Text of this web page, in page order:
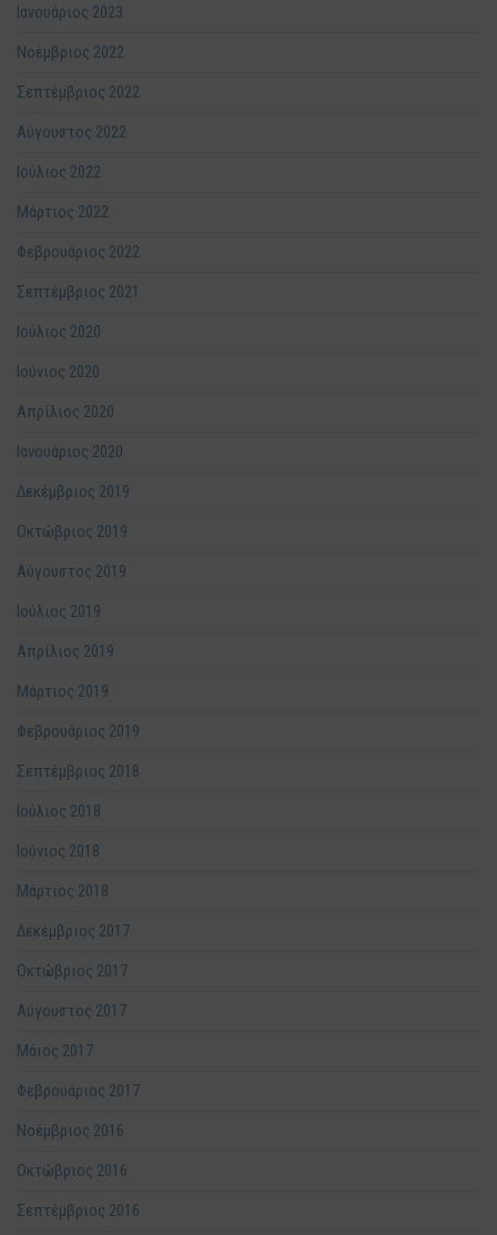
Ιανουάριος 2023
Νοέμβριος 2022
Σεπτέμβριος 2022
Αύγουστος 2022
Ιούλιος 2022
Μάρτιος 2022
Φεβρουάριος 2022
Σεπτέμβριος 2021
Ιούλιος 2020
Ιούνιος 2020
Απρίλιος 2020
Ιανουάριος 2020
Δεκέμβριος 2019
Οκτώβριος 2019
Αύγουστος 2019
Ιούλιος 2019
Απρίλιος 2019
Μάρτιος 2019
Φεβρουάριος 2019
Σεπτέμβριος 2018
Ιούλιος 2018
Ιούνιος 2018
Μάρτιος 2018
Δεκέμβριος 2017
Οκτώβριος 2017
Αύγουστος 2017
Μάιος 2017
Φεβρουάριος 2017
Νοέμβριος 2016
Οκτώβριος 2016
Σεπτέμβριος 2016